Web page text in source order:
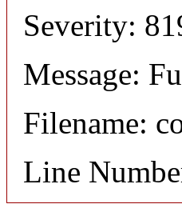
Severity:
Message:
Filename:
Line